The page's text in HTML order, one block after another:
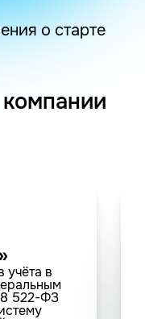
о старте
учёта в
522-ФЗ